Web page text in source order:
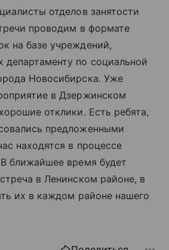
отделов занятости
проводим в формате
на базе учреждений,
департаменту по социальной
Новосибирска. Уже
в Дзержинском
отклики. Есть ребята,
предложенными
находятся в процессе
ближайшее время будет
в Ленинском районе, в
их в каждом районе нашего